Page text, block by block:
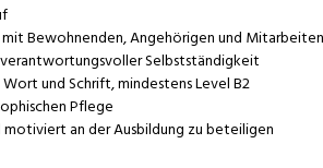
Bewohnenden, Angehörigen und
Selbstständigkeit
und Schrift, mindestens Level B2
Pflege
an der Ausbildung zu beteiligen